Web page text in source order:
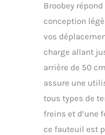
Broobey
conception
vos
charge allant
arrière de 50
assure une
tous types de
freins et d’une
ce fauteuil est